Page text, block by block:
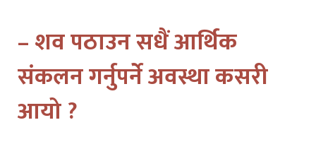
– शव पठाउन सधैं आर्थिक
संकलन गर्नुपर्ने अवस्था कसरी
आयो ?